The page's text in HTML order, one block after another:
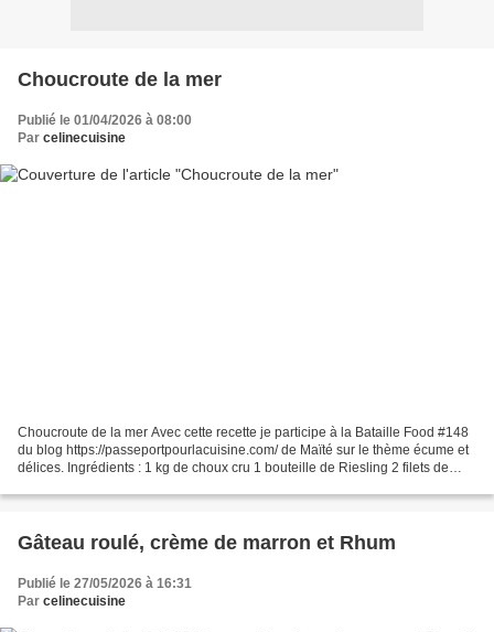
Choucroute de la mer
Publié le 01/04/2026 à 08:00
Par celinecuisine
Choucroute de la mer Avec cette recette je participe à la Bataille Food #148
du blog https://passeportpourlacuisine.com/ de Maïté sur le thème écume et
délices. Ingrédients : 1 kg de choux cru 1 bouteille de Riesling 2 filets de
Gâteau roulé, crème de marron et Rhum
Publié le 27/05/2026 à 16:31
Par celinecuisine